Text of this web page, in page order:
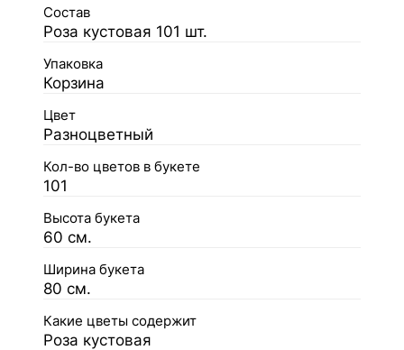
Состав
Роза кустовая 101 шт.
Упаковка
Корзина
Цвет
Разноцветный
Кол-во цветов в букете
101
Высота букета
60 см.
Ширина букета
80 см.
Какие цветы содержит
Роза кустовая